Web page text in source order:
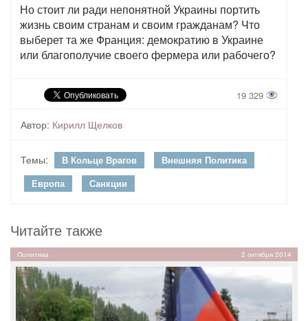
Но стоит ли ради непонятной Украины портить
жизнь своим странам и своим гражданам? Что
выберет та же Франция: демократию в Украине
или благополучие своего фермера или рабочего?
19 329
Автор: Кирилл Щелков
Темы: В Кольце Врагов
Внешняя Политика
Европа
Санкции
Читайте также
Политика 2 октября 2014